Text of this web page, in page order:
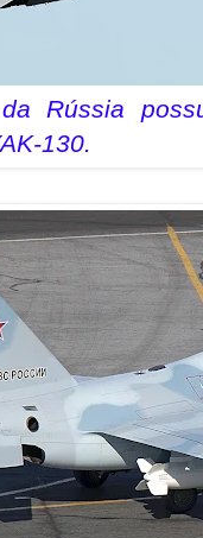
Rússia
130.